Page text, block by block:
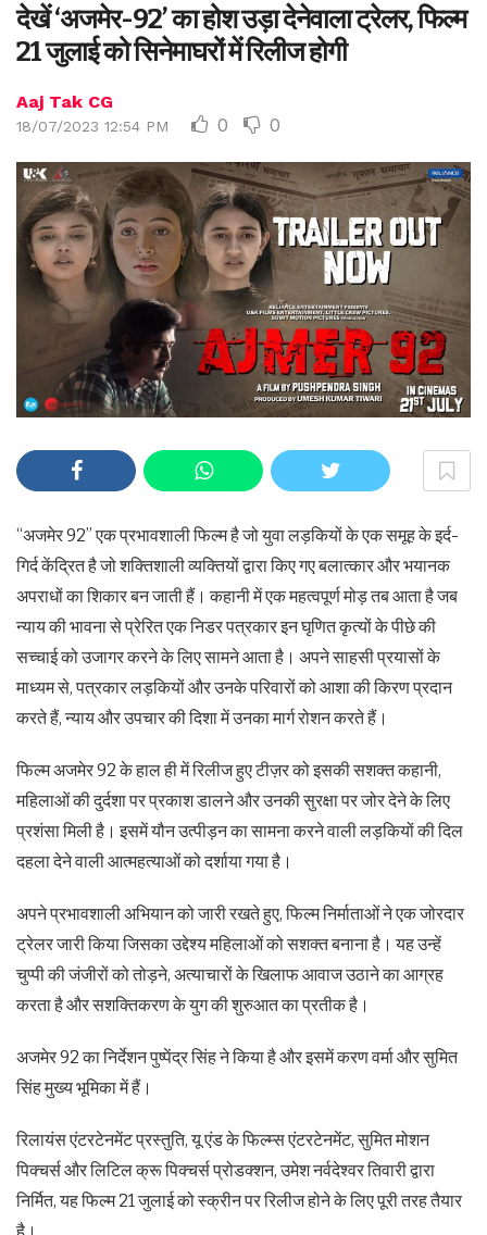
देखें ‘अजमेर-92’ का होश उड़ा देनेवाला ट्रेलर, फिल्म
21 जुलाई को सिनेमाघरों में रिलीज होगी
Aaj Tak CG
18/07/2023 12:54 PM 0 0
“अजमेर 92” एक प्रभावशाली फिल्म है जो युवा लड़कियों के एक समूह के इर्द-
गिर्द केंद्रित है जो शक्तिशाली व्यक्तियों द्वारा किए गए बलात्कार और भयानक
अपराधों का शिकार बन जाती हैं। कहानी में एक महत्वपूर्ण मोड़ तब आता है जब
न्याय की भावना से प्रेरित एक निडर पत्रकार इन घृणित कृत्यों के पीछे की
सच्चाई को उजागर करने के लिए सामने आता है। अपने साहसी प्रयासों के
माध्यम से, पत्रकार लड़कियों और उनके परिवारों को आशा की किरण प्रदान
करते हैं, न्याय और उपचार की दिशा में उनका मार्ग रोशन करते हैं।
फिल्म अजमेर 92 के हाल ही में रिलीज हुए टीज़र को इसकी सशक्त कहानी,
महिलाओं की दुर्दशा पर प्रकाश डालने और उनकी सुरक्षा पर जोर देने के लिए
प्रशंसा मिली है। इसमें यौन उत्पीड़न का सामना करने वाली लड़कियों की दिल
दहला देने वाली आत्महत्याओं को दर्शाया गया है।
अपने प्रभावशाली अभियान को जारी रखते हुए, फिल्म निर्माताओं ने एक जोरदार
ट्रेलर जारी किया जिसका उद्देश्य महिलाओं को सशक्त बनाना है। यह उन्हें
चुप्पी की जंजीरों को तोड़ने, अत्याचारों के खिलाफ आवाज उठाने का आग्रह
करता है और सशक्तिकरण के युग की शुरुआत का प्रतीक है।
अजमेर 92 का निर्देशन पुष्पेंद्र सिंह ने किया है और इसमें करण वर्मा और सुमित
सिंह मुख्य भूमिका में हैं।
रिलायंस एंटरटेनमेंट प्रस्तुति, यू एंड के फिल्म्स एंटरटेनमेंट, सुमित मोशन
पिक्चर्स और लिटिल क्रू पिक्चर्स प्रोडक्शन, उमेश नर्वदेश्वर तिवारी द्वारा
निर्मित, यह फिल्म 21 जुलाई को स्क्रीन पर रिलीज होने के लिए पूरी तरह तैयार
है।